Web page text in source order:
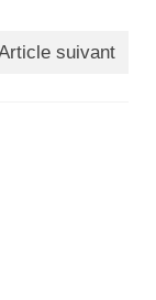
suivant